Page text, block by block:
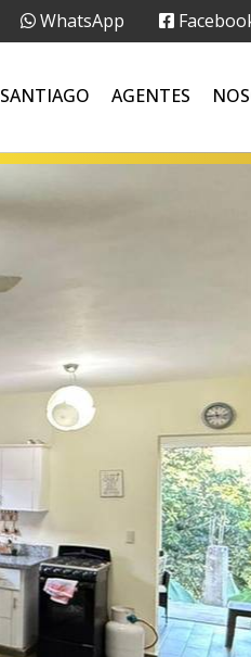
WhatsApp
SANTIAGO AGENTES